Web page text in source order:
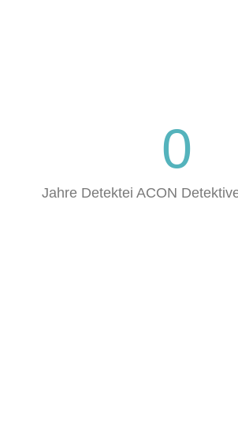
0
Jahre Detektei ACON